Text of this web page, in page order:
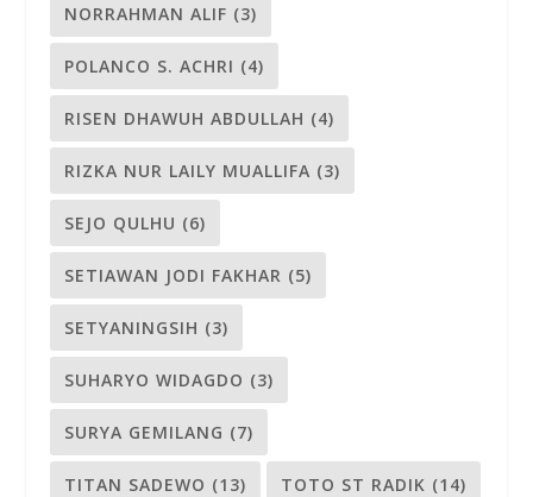
NORRAHMAN ALIF (3)
POLANCO S. ACHRI (4)
RISEN DHAWUH ABDULLAH (4)
RIZKA NUR LAILY MUALLIFA (3)
SEJO QULHU (6)
SETIAWAN JODI FAKHAR (5)
SETYANINGSIH (3)
SUHARYO WIDAGDO (3)
SURYA GEMILANG (7)
TITAN SADEWO (13) TOTO ST RADIK (14)